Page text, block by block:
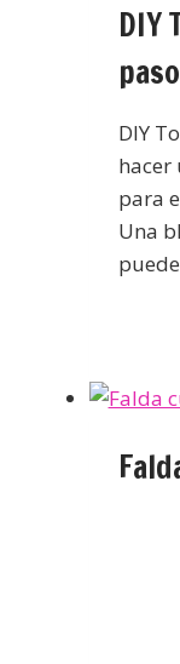
DIY
DIY
hacer
para
Una